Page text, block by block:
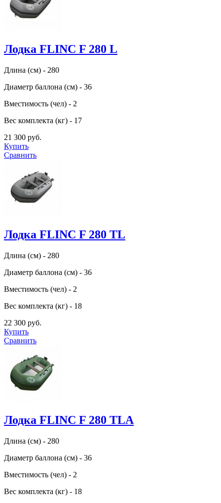
Лодка FLINC F 280 L
Длина (см) - 280
Диаметр баллона (см) - 36
Вместимость (чел) - 2
Вес комплекта (кг) - 17
21 300 руб.
Купить
Сравнить
Лодка FLINC F 280 TL
Длина (см) - 280
Диаметр баллона (см) - 36
Вместимость (чел) - 2
Вес комплекта (кг) - 18
22 300 руб.
Купить
Сравнить
Лодка FLINC F 280 TLA
Длина (см) - 280
Диаметр баллона (см) - 36
Вместимость (чел) - 2
Вес комплекта (кг) - 18